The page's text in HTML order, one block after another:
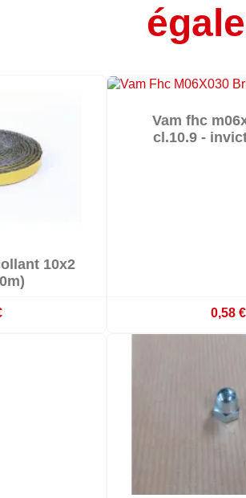
10x2
Livré sous 15
Vam fhc
cl.10.9 -
0,58 €